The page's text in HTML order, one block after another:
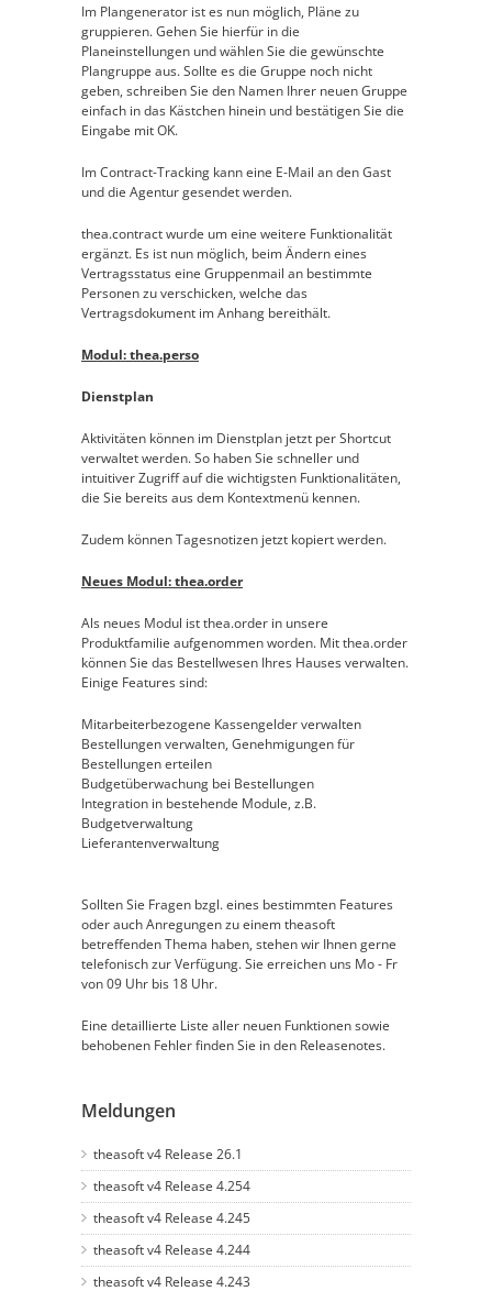
Im Plangenerator ist es nun möglich, Pläne zu
gruppieren. Gehen Sie hierfür in die
Planeinstellungen und wählen Sie die gewünschte
Plangruppe aus. Sollte es die Gruppe noch nicht
geben, schreiben Sie den Namen Ihrer neuen Gruppe
einfach in das Kästchen hinein und bestätigen Sie die
Eingabe mit OK.
Im Contract-Tracking kann eine E-Mail an den Gast
und die Agentur gesendet werden.
thea.contract wurde um eine weitere Funktionalität
ergänzt. Es ist nun möglich, beim Ändern eines
Vertragsstatus eine Gruppenmail an bestimmte
Personen zu verschicken, welche das
Vertragsdokument im Anhang bereithält.
Modul: thea.perso
Dienstplan
Aktivitäten können im Dienstplan jetzt per Shortcut
verwaltet werden. So haben Sie schneller und
intuitiver Zugriff auf die wichtigsten Funktionalitäten,
die Sie bereits aus dem Kontextmenü kennen.
Zudem können Tagesnotizen jetzt kopiert werden.
Neues Modul: thea.order
Als neues Modul ist thea.order in unsere
Produktfamilie aufgenommen worden. Mit thea.order
können Sie das Bestellwesen Ihres Hauses verwalten.
Einige Features sind:
Mitarbeiterbezogene Kassengelder verwalten
Bestellungen verwalten, Genehmigungen für
Bestellungen erteilen
Budgetüberwachung bei Bestellungen
Integration in bestehende Module, z.B.
Budgetverwaltung
Lieferantenverwaltung
Sollten Sie Fragen bzgl. eines bestimmten Features
oder auch Anregungen zu einem theasoft
betreffenden Thema haben, stehen wir Ihnen gerne
telefonisch zur Verfügung. Sie erreichen uns Mo - Fr
von 09 Uhr bis 18 Uhr.
Eine detaillierte Liste aller neuen Funktionen sowie
behobenen Fehler finden Sie in den Releasenotes.
Meldungen
theasoft v4 Release 26.1
theasoft v4 Release 4.254
theasoft v4 Release 4.245
theasoft v4 Release 4.244
theasoft v4 Release 4.243